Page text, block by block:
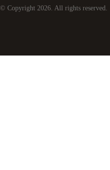
© Copyright 2026 . All rights reserved.